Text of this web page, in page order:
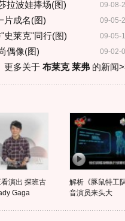
09-08-
拉波娃捧场(图)
09-05-
片成名(图)
09-05-
史莱克"同行(图)
09-02-
偶像(图)
更多关于 布莱克 莱弗的新闻
演出 探班古
Gaga
解析《豚鼠特工
音演员来头大